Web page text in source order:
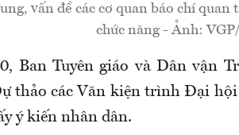
vấn đề các cơ quan báo chí quan
chức năng - Ảnh:
Ban Tuyên giáo và Dân vận
thảo các Văn kiện trình Đại
ý kiến nhân dân.